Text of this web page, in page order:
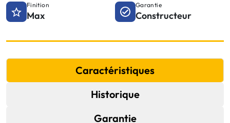
Finition
Max
Garantie
Constructeur
Caractéristiques
Historique
Garantie